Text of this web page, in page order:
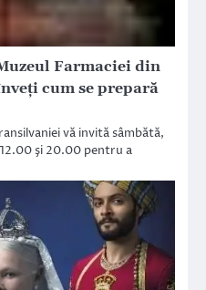
Farmaciei din
cum se prepară
vă invită sâmbătă,
şi 20.00 pentru a